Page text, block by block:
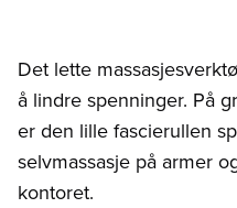
Det lette
å lindre spenninger. På
er den lille fascierullen
selvmassasje på armer
kontoret.